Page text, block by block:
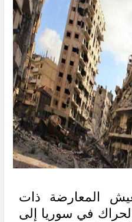
المعارضة ذات
في سوريا إلى